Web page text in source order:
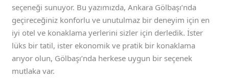
seçeneği sunuyor. Bu yazımızda, Ankara Gölbaşı’nda
geçireceğiniz konforlu ve unutulmaz bir deneyim için en
iyi otel ve konaklama yerlerini sizler için derledik. İster
lüks bir tatil, ister ekonomik ve pratik bir konaklama
arıyor olun, Gölbaşı’nda herkese uygun bir seçenek
mutlaka var.